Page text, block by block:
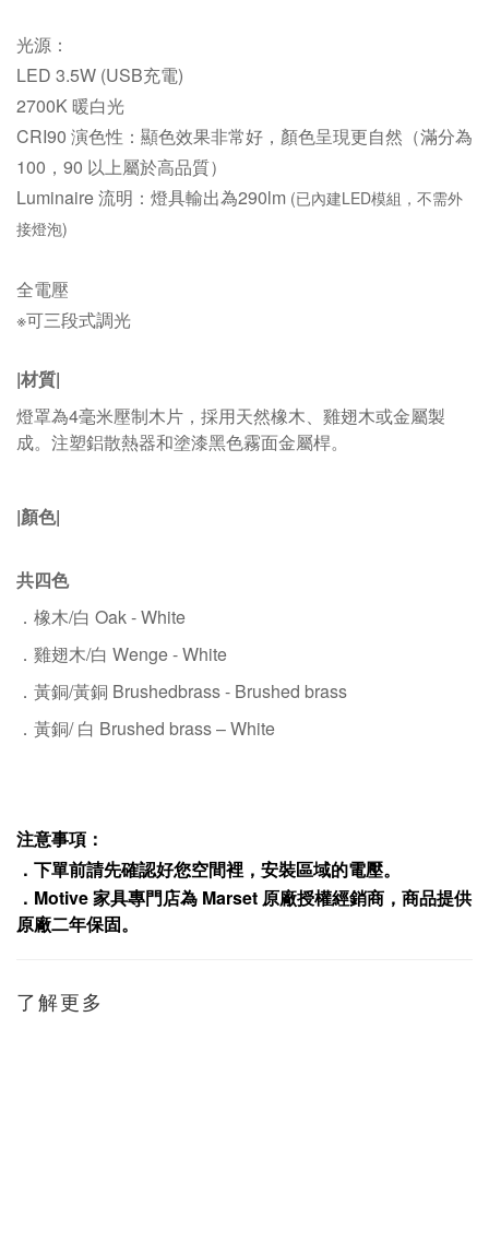
光源：
LED 3.5W (USB充電)
2700K暖白光
CRI90 演色性： 顯色效果非常好，顏色呈現更自然（滿分為
100，90 以上屬於高品質）
Luminaire 流明： 燈具輸出為290lm (已內建LED模組，不需外
接燈泡)
全電壓
※可三段式調光
|材質|
燈罩為4毫米壓制木片，採用天然橡木、雞翅木或金屬製
成。注塑鋁散熱器和塗漆黑色霧面金屬桿。
|顏色|
共四色
．橡木/白 Oak - White
．雞翅木/白 Wenge - White
．黃銅/黃銅 Brushedbrass - Brushed brass
．黃銅/ 白 Brushed brass – White
注意事項：
．下單前請先確認好您空間裡，安裝區域的電壓。
． Motive家具專門店為 Marset 原廠授權經銷商，商品提供
原廠二年保固。
了解更多